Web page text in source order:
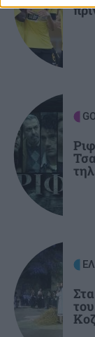
GOSSIP -
Μπούκη:
ΚΡΗΤΗ
Από τη
ιστορία